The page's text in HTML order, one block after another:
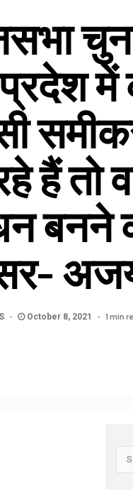
प्रदेश
हैं तो
बनने
October 8, 2021 1 min